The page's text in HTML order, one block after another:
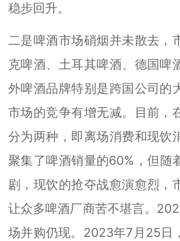
稳步回升。
二是啤酒市场硝烟并未散去，
克啤酒、土耳其啤酒、德国啤
外啤酒品牌特别是跨国公司的
市场的竞争有增无减。目前，
分为两种，即离场消费和现饮
聚集了啤酒销量的60%，但随
剧，现饮的抢夺战愈演愈烈，
让众多啤酒厂商苦不堪言。
场并购仍现。2023年7月25日